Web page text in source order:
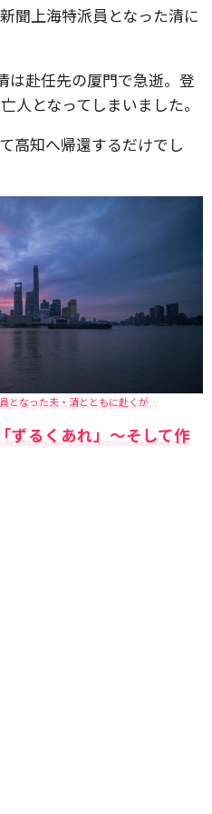
聞上海特派員となった清に
は赴任先の厦門で急逝。登
人となってしまいました。
高知へ帰還するだけでし
となった夫・清とともに赴くが…
ずるくあれ」〜そして作